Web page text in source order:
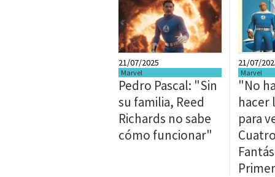
21/07/2025
Marvel
Pedro Pascal: "Sin
su familia, Reed
Richards no sabe
cómo funcionar"
21/07/
Marvel
"No
hacer
para